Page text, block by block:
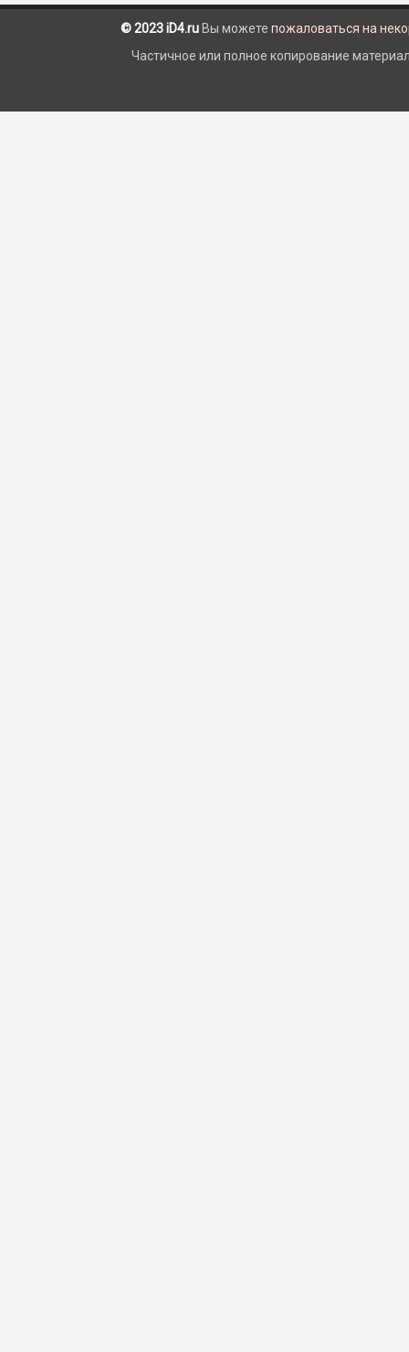
© 2023 iD4.ru Вы можете пожаловаться на
Частичное или полное копирование